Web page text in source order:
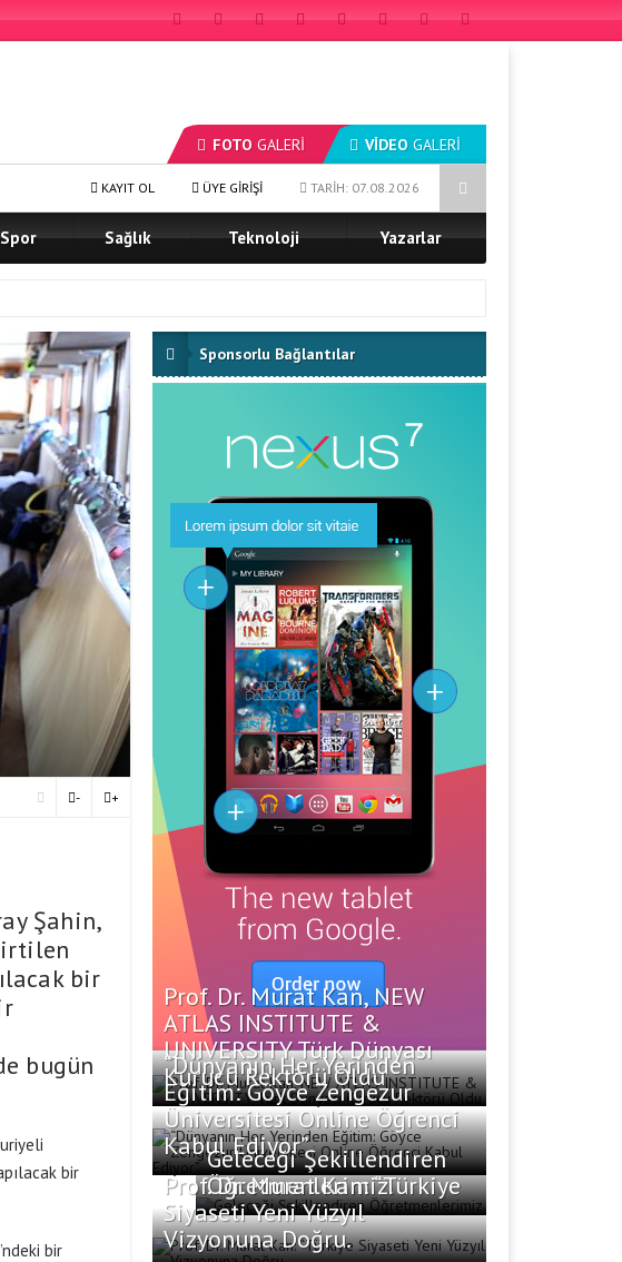
FOTO GALERİ VİDEO GALERİ
Prof. Dr. Murat Kan, NEW ATLAS INSTITUTE & UNIVERSITY Türk Dünyası Kurucu Rektörü Oldu
TARİH: 07.08.2026
ÜYE GİRİŞİ
KAYIT OL
Spor Sağlık Teknoloji Yazarlar
+
-
Şahin,
bir
bugün
bir
bir
Sponsorlu Bağlantılar
Prof. Dr. Murat Kan, NEW
ATLAS INSTITUTE &
UNIVERSITY Türk Dünyası
Kurucu Rektörü Oldu
“Dünyanın Her Yerinden
Eğitim: Göyce Zengezur
Üniversitesi Online Öğrenci
Kabul Ediyor”
Geleceği Şekillendiren
Öğretmenlerimiz.
Prof. Dr. Murat Kan: “Türkiye
Siyaseti Yeni Yüzyıl
Vizyonuna Doğru.